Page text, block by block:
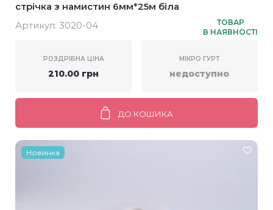
стрічка з намистин 6мм*25м біла
Артикул: 3020-04
ТОВАР
В НАЯВНОСТІ
РОЗДРІБНА ЦІНА
210.00 грн
МІКРО ГУРТ
недоступно
ДО КОШИКА
Новинка